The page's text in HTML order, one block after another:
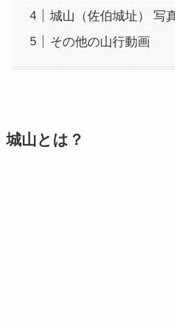
城山（佐伯城址） 写
その他の山行動画
城山とは？